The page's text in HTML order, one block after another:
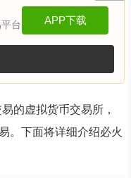
台 APP下载
的虚拟货币交易所，
。下面将详细介绍必火